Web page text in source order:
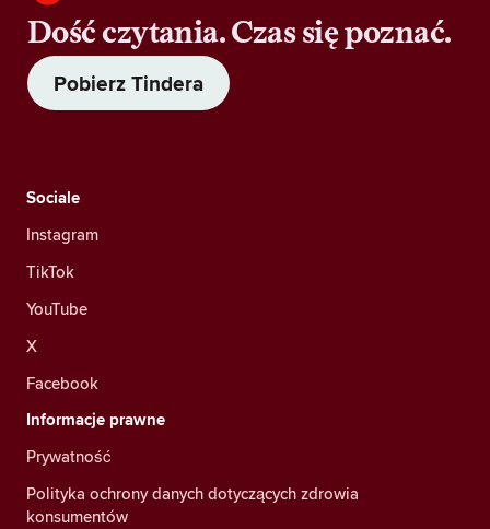
Dość czytania. Czas się poznać.
Pobierz Tindera
Sociale
Instagram
TikTok
YouTube
X
Facebook
Informacje prawne
Prywatność
Polityka ochrony danych dotyczących zdrowia
konsumentów